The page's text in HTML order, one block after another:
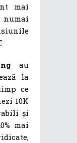
mai
au
la
ce
10K
și
mai